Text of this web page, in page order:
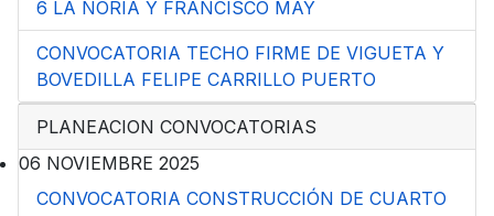
6 LA NORIA Y FRANCISCO MAY
CONVOCATORIA TECHO FIRME DE VIGUETA Y
BOVEDILLA FELIPE CARRILLO PUERTO
PLANEACION CONVOCATORIAS
06 NOVIEMBRE 2025
CONVOCATORIA CONSTRUCCIÓN DE CUARTO